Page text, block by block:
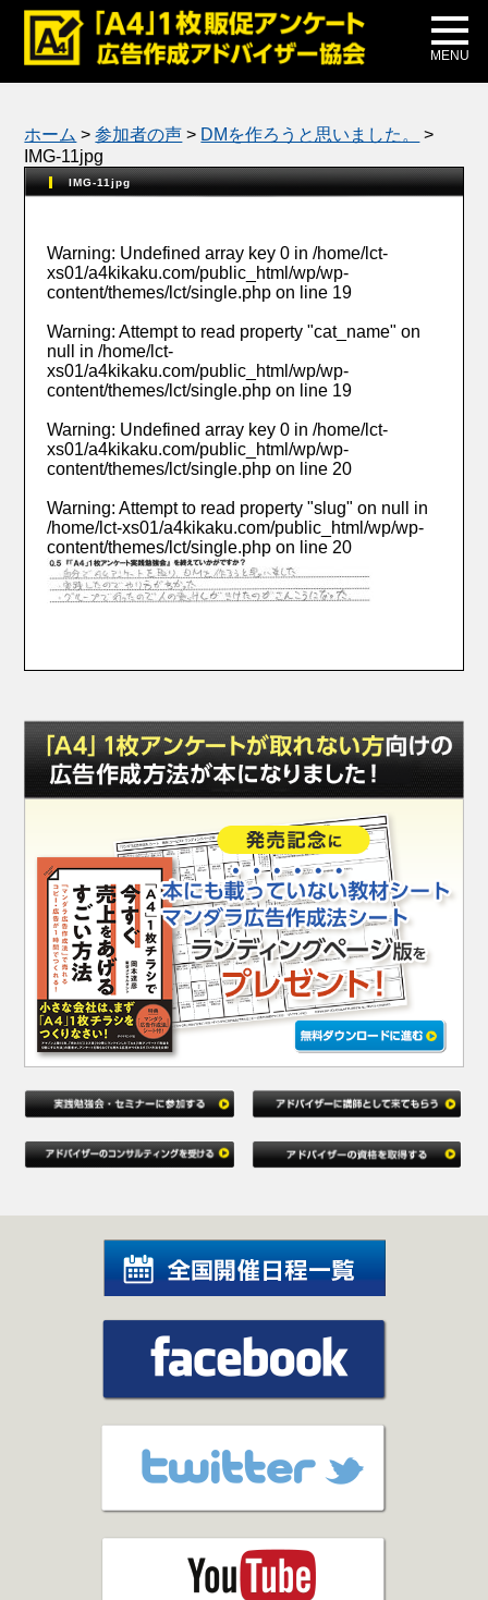
MENU
メディア掲載
公式ブログ
ホーム >参加者の声 > DMを作ろうと思いました。
>
IMG-11jpg
IMG-11jpg
Warning: Undefined array key 0 in/home/lct-
xs01/a4kikaku.com/public_html/wp/wp-
content/themes/lct/single.php on line 19
Warning: Attempt to read property "cat_name" on
null in/home/lct-
xs01/a4kikaku.com/public_html/wp/wp-
content/themes/lct/single.php on line 19
Warning: Undefined array key 0 in/home/lct-
xs01/a4kikaku.com/public_html/wp/wp-
content/themes/lct/single.php on line 20
Warning: Attempt to read property "slug" on null in
/home/lct-xs01/a4kikaku.com/public_html/wp/wp-
content/themes/lct/single.php on line 20